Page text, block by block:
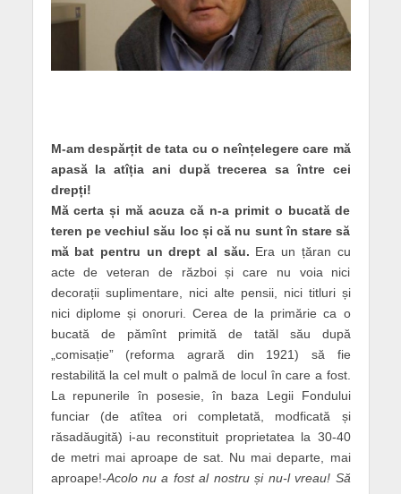
M-am despărțit de tata cu o neînțelegere care mă
apasă la atîția ani după trecerea sa între cei
drepți!
Mă certa și mă acuza că n-a primit o bucată de
teren pe vechiul său loc și că nu sunt în stare să
mă bat pentru un drept al său. Era un țăran cu
acte de veteran de război și care nu voia nici
decorații suplimentare, nici alte pensii, nici titluri și
nici diplome și onoruri. Cerea de la primărie ca o
bucată de pămînt primită de tatăl său după
„comisație” (reforma agrară din 1921) să fie
restabilită la cel mult o palmă de locul în care a fost.
La repunerile în posesie, în baza Legii Fondului
funciar (de atîtea ori completată, modficată și
răsadăugită) i-au reconstituit proprietatea la 30-40
de metri mai aproape de sat. Nu mai departe, mai
aproape!-Acolo nu a fost al nostru și nu-l vreau! Să